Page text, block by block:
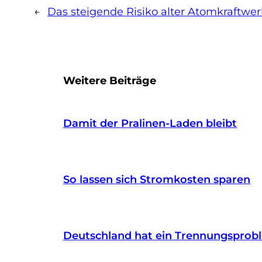
← Das steigende Risiko alter
Weitere Beiträge
Damit der Pralinen-Laden bleibt
So lassen sich Stromkosten sparen
Deutschland hat ein